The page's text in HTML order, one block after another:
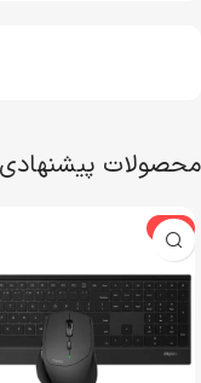
محصولات
-3%